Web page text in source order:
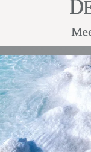
neigender